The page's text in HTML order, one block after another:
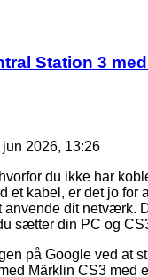
Station 3
jun 2026, 13:26
du ikke har
et kabel, er det jo for
anvende dit netværk.
sætter din PC og
på Google ved at
Märklin CS3 med